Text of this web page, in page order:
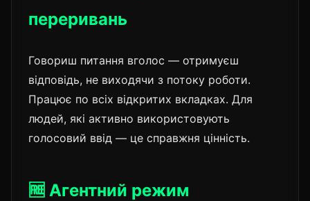
переривань
Говориш питання вголос — отримуєш
відповідь, не виходячи з потоку роботи.
Працює по всіх відкритих вкладках. Для
людей, які активно використовують
голосовий ввід — це справжня цінність.
🆓 Агентний режим